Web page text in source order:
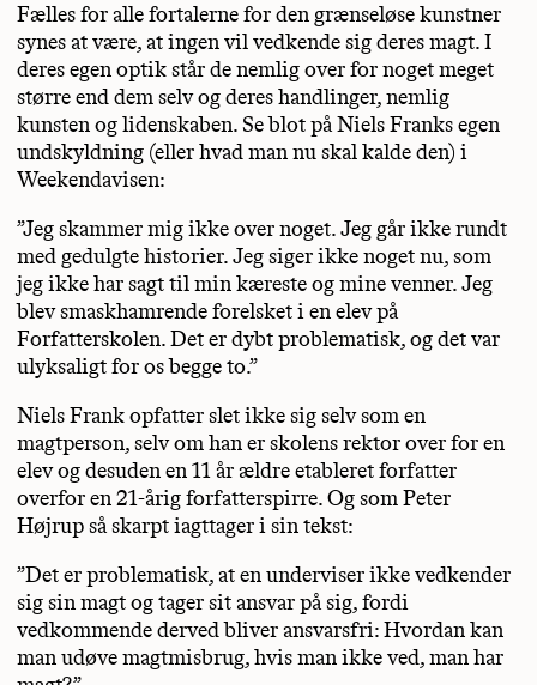
Fælles for alle fortalerne for den grænseløse kunstner
synes at være, at ingen vil vedkende sig deres magt. I
deres egen optik står de nemlig over for noget meget
større end dem selv og deres handlinger, nemlig
kunsten og lidenskaben. Se blot på Niels Franks egen
undskyldning (eller hvad man nu skal kalde den) i
Weekendavisen:
”Jeg skammer mig ikke over noget. Jeg går ikke rundt
med gedulgte historier. Jeg siger ikke noget nu, som
jeg ikke har sagt til min kæreste og mine venner. Jeg
blev smaskhamrende forelsket i en elev på
Forfatterskolen. Det er dybt problematisk, og det var
ulyksaligt for os begge to.”
Niels Frank opfatter slet ikke sig selv som en
magtperson, selv om han er skolens rektor over for en
elev og desuden en 11 år ældre etableret forfatter
overfor en 21-årig forfatterspirre. Og som Peter
Højrup så skarpt iagttager i sin tekst:
”Det er problematisk, at en underviser ikke vedkender
sig sin magt og tager sit ansvar på sig, fordi
vedkommende derved bliver ansvarsfri: Hvordan kan
man udøve magtmisbrug, hvis man ikke ved, man har